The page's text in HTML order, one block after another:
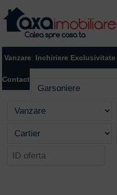
Vanzare Inchiriere Exclusivitate
Contact